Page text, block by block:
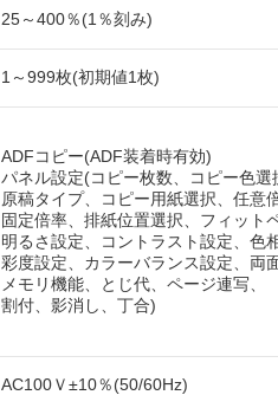
25～400％(1％刻み)
1～999枚(初期値1枚)
ADFコピー(ADF装着時有効)
パネル設定(コピー枚数、コピー色選
原稿タイプ、コピー用紙選択、任意
固定倍率、排紙位置選択、フィット
明るさ設定、コントラスト設定、色
彩度設定、カラーバランス設定、両
メモリ機能、とじ代、ページ連写、
割付、影消し、丁合)
AC100Ｖ±10％(50/60Hz)